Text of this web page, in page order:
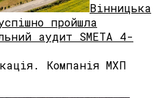
Вінницька
пройшла
аудит SMETA 4-
Компанія МХП